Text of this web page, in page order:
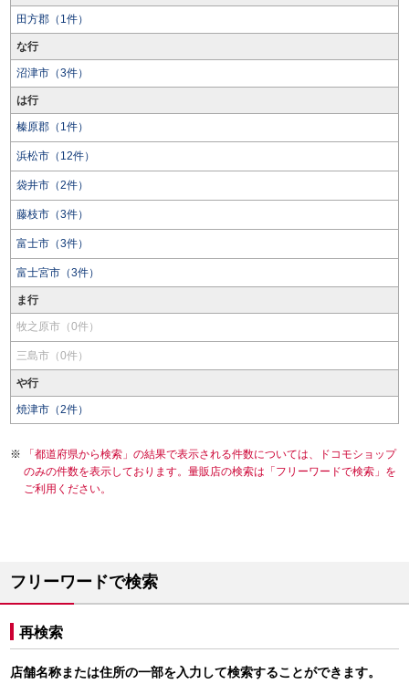
田方郡（1件）
な行
沼津市（3件）
は行
榛原郡（1件）
浜松市（12件）
袋井市（2件）
藤枝市（3件）
富士市（3件）
富士宮市（3件）
ま行
牧之原市（0件）
三島市（0件）
や行
焼津市（2件）
「都道府県から検索」の結果で表示される件数については、ドコモショップ
のみの件数を表示しております。量販店の検索は「フリーワードで検索」を
ご利用ください。
フリーワードで検索
再検索
店舗名称または住所の一部を入力して検索することができます。